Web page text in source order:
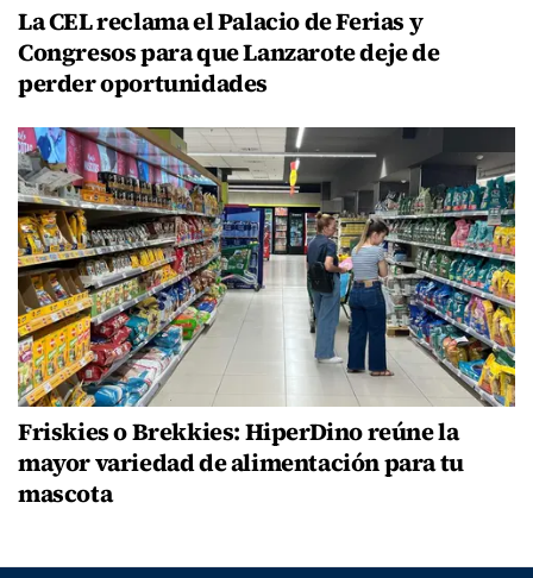
La CEL reclama el Palacio de Ferias y
Congresos para que Lanzarote deje de
perder oportunidades
Friskies o Brekkies: HiperDino reúne la
mayor variedad de alimentación para tu
mascota